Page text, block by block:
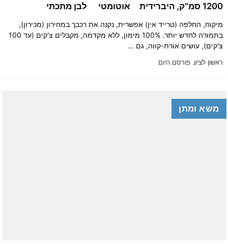
ראשון לציון.פורסם היום
1200 סמ"ק, היברידית אוטומטי לבן מתכתי
מיקוח, החלפה (טרייד אין) אפשרית, נקנה את רכבך במחירון (מכירון),
בתמורה לחדש יותר. 100% מימון, ללא מקדמה, מקבלים צ'קים (עד 100
צ'קים), עושים אורת-קווה, גם …
משא ומתן